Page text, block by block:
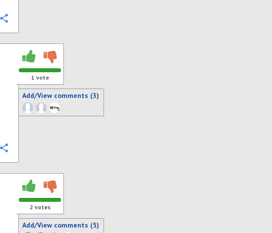
1 vote
Add/View comments (3)
2 votes
Add/View comments (5)